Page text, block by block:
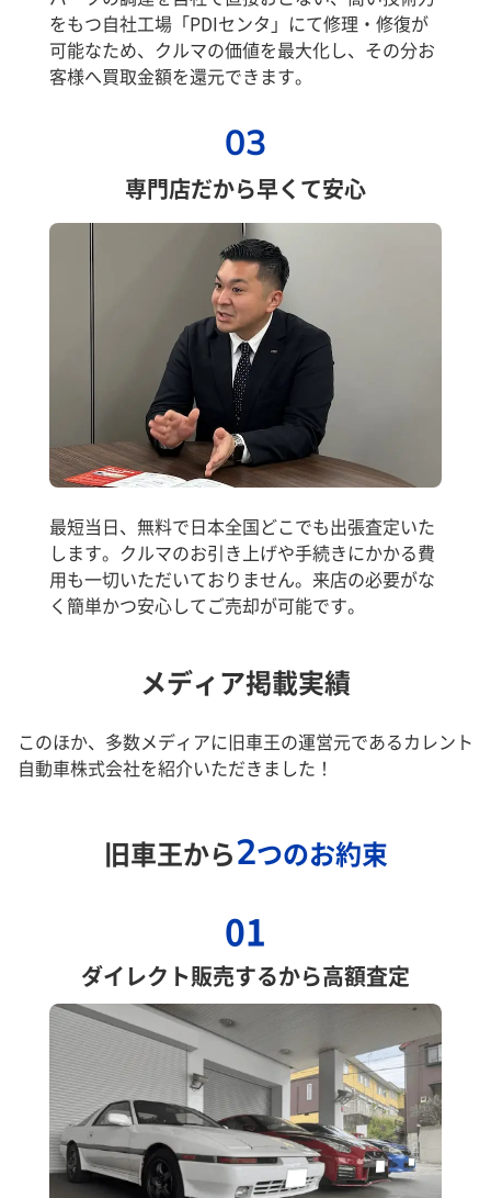
をもつ自社工場「PDIセンタ」にて修理・修復が
可能なため、クルマの価値を最大化し、その分お
客様へ買取金額を還元できます。
03
専門店だから早くて安心
最短当日、無料で日本全国どこでも出張査定いた
します。クルマのお引き上げや手続きにかかる費
用も一切いただいておりません。来店の必要がな
く簡単かつ安心してご売却が可能です。
メディア掲載実績
このほか、多数メディアに旧車王の運営元であるカレント
自動車株式会社を紹介いただきました！
旧車王から2つのお約束
01
ダイレクト販売するから高額査定